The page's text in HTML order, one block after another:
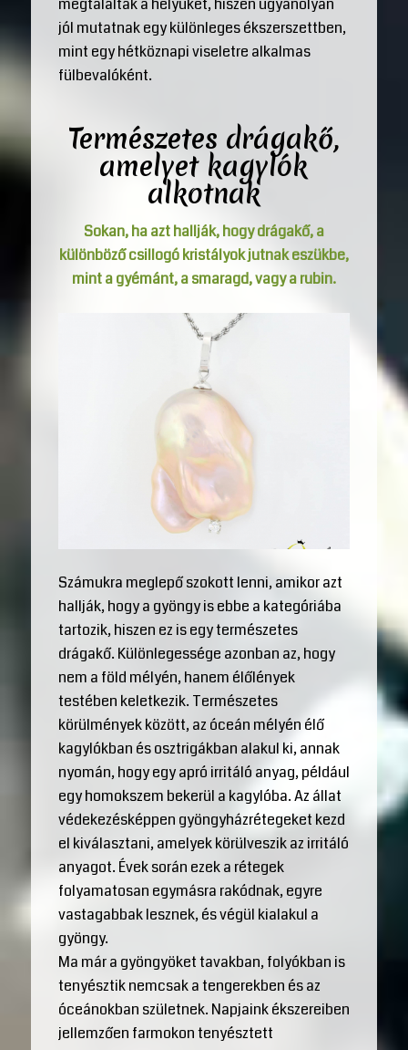
jól mutatnak egy különleges ékszerszettben,
mint egy hétköznapi viseletre alkalmas
fülbevalóként.
Természetes drágakő,
amelyet kagylók
alkotnak
Sokan, ha azt hallják, hogy drágakő, a
különböző csillogó kristályok jutnak eszükbe,
mint a gyémánt, a smaragd, vagy a rubin.
Számukra meglepő szokott lenni, amikor azt
hallják, hogy a gyöngy is ebbe a kategóriába
tartozik, hiszen ez is egy természetes
drágakő. Különlegessége azonban az, hogy
nem a föld mélyén, hanem élőlények
testében keletkezik. Természetes
körülmények között, az óceán mélyén élő
kagylókban és osztrigákban alakul ki, annak
nyomán, hogy egy apró irritáló anyag, például
egy homokszem bekerül a kagylóba. Az állat
védekezésképpen gyöngyházrétegeket kezd
el kiválasztani, amelyek körülveszik az irritáló
anyagot. Évek során ezek a rétegek
folyamatosan egymásra rakódnak, egyre
vastagabbak lesznek, és végül kialakul a
gyöngy.
Ma már a gyöngyöket tavakban, folyókban is
tenyésztik nemcsak a tengerekben és az
óceánokban születnek. Napjaink ékszereiben
jellemzően farmokon tenyésztett